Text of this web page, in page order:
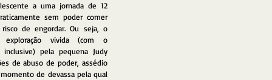
a uma jornada de 12
sem poder comer
de engordar. Ou seja, o
vivida (com o
pela pequena Judy
de abuso de poder, assédio
de devassa pela qual